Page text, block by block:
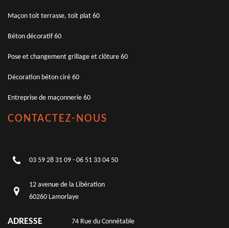
Maçon toit terrasse, toit plat 60
Béton décoratif 60
Pose et changement grillage et clôture 60
Décoration béton ciré 60
Entreprise de maçonnerie 60
CONTACTEZ-NOUS
03 59 28 31 09 - 06 51 33 04 50
12 avenue de la Libération
60260 Lamorlaye
ADRESSE
74 Rue du Connétable